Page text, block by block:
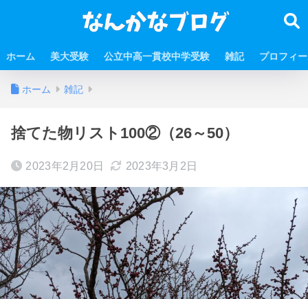
ホーム 美大受験 公立中高一貫校中学受験 雑記 プロフィ
ホーム 雑記
捨てた物リスト100②（26～50）
2023年2月20日 2023年3月2日